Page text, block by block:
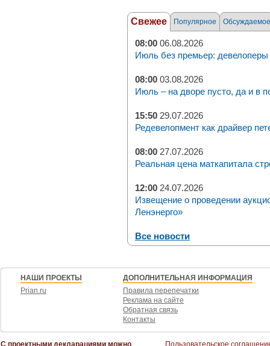
Свежее Популярное Обсуждаемое
08:00 06.08.2026
Июль без премьер: девелоперы
08:00 03.08.2026
Июль – на дворе пусто, да и в
15:50 29.07.2026
Редевелопмент как драйвер
08:00 27.07.2026
Реальная цена маткапитала
12:00 24.07.2026
Извещение о проведении
Ленэнерго»
Все новости
НАШИ ПРОЕКТЫ
Prian.ru
ДОПОЛНИТЕЛЬНАЯ ИНФОРМАЦИЯ
Правила перепечатки
Реклама на сайте
Обратная связь
Контакты
С проектными декларациями можно Пользовательское